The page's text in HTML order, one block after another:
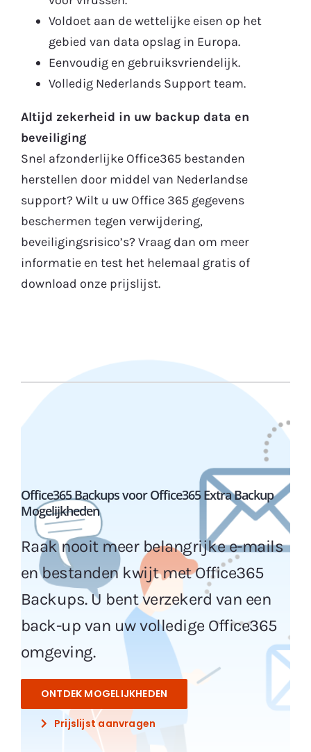
Voldoet aan de wettelijke eisen op het
gebied van data opslag in Europa.
Eenvoudig en gebruiksvriendelijk.
Volledig Nederlands Support team.
Altijd zekerheid in uw backup data en
beveiliging
Snel afzonderlijke Office365 bestanden
herstellen door middel van Nederlandse
support? Wilt u uw Office 365 gegevens
beschermen tegen verwijdering,
beveiligingsrisico’s? Vraag dan om meer
informatie en test het helemaal gratis of
download onze prijslijst.
Office365 Backups voor Office365 Extra Backup
Mogelijkheden
Raak nooit meer belangrijke e-mails
en bestanden kwijt met Office365
Backups. U bent verzekerd van een
back-up van uw volledige Office365
omgeving.
ONTDEK MOGELIJKHEDEN
Prijslijst aanvragen